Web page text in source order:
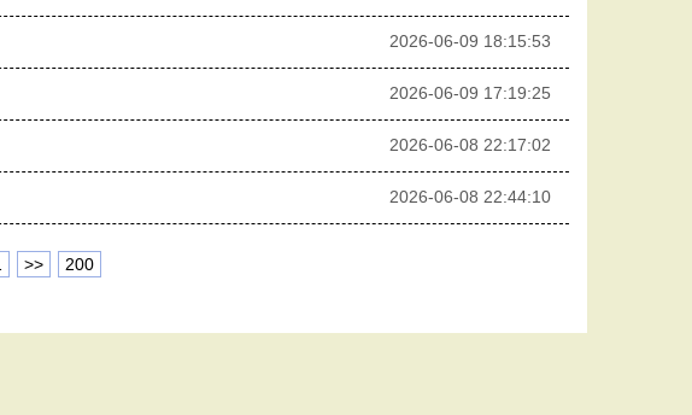
2026-06-09 18:15:53
2026-06-09 17:19:25
2026-06-08 22:17:02
2026-06-08 22:44:10
>> 200